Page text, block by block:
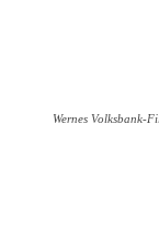
Wernes Volksbank-